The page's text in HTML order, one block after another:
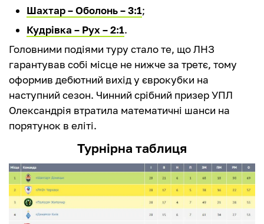
Шахтар – Оболонь – 3:1;
Кудрівка – Рух – 2:1.
Головними подіями туру стало те, що ЛНЗ
гарантував собі місце не нижче за третє, тому
оформив дебютний вихід у єврокубки на
наступний сезон. Чинний срібний призер УПЛ
Олександрія втратила математичні шанси на
порятунок в еліті.
Турнірна таблиця